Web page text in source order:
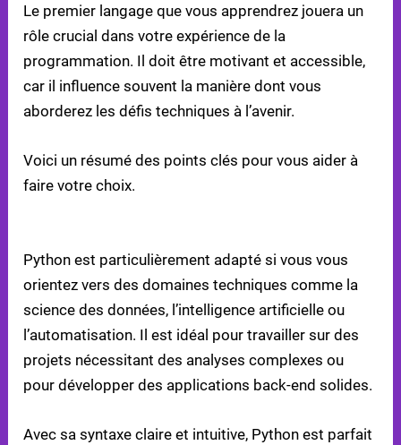
Le premier langage que vous apprendrez jouera un
rôle crucial dans votre expérience de la
programmation. Il doit être motivant et accessible,
car il influence souvent la manière dont vous
aborderez les défis techniques à l’avenir.
Voici un résumé des points clés pour vous aider à
faire votre choix.
Python est particulièrement adapté si vous vous
orientez vers des domaines techniques comme la
science des données, l’intelligence artificielle ou
l’automatisation. Il est idéal pour travailler sur des
projets nécessitant des analyses complexes ou
pour développer des applications back-end solides.
Avec sa syntaxe claire et intuitive, Python est parfait